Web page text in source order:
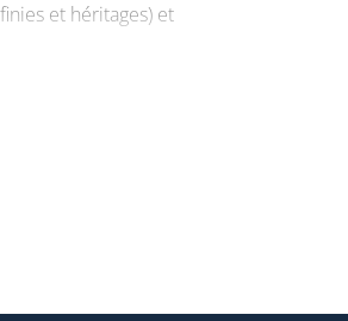
et héritages) et
et à le documenter